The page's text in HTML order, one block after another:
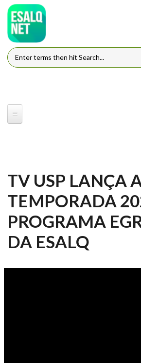
Pular para o conteúdo principal
FORMULÁRIO DE
TV USP LANÇA
TEMPORADA
PROGRAMA
DA ESALQ